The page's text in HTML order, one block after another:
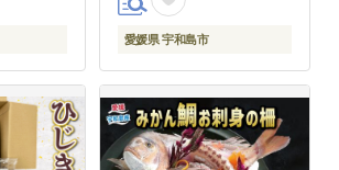
愛媛県 宇和島市